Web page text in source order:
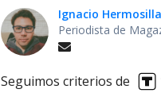
Ignacio Hermosilla
Periodista de
Seguimos criterios de